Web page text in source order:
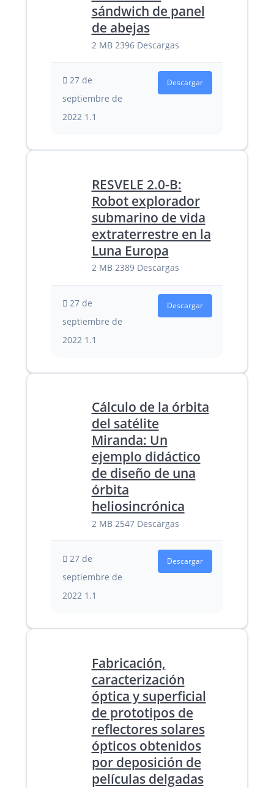
sándwich de panel
de abejas
2 MB 2396 Descargas
27 de
septiembre de
2022 1.1
Descargar
RESVELE 2.0-B:
Robot explorador
submarino de vida
extraterrestre en la
Luna Europa
2 MB 2389 Descargas
27 de
septiembre de
2022 1.1
Descargar
Cálculo de la órbita
del satélite
Miranda: Un
ejemplo didáctico
de diseño de una
órbita
heliosincrónica
2 MB 2547 Descargas
27 de
septiembre de
2022 1.1
Descargar
Fabricación,
caracterización
óptica y superficial
de prototipos de
reflectores solares
ópticos obtenidos
por deposición de
películas delgadas